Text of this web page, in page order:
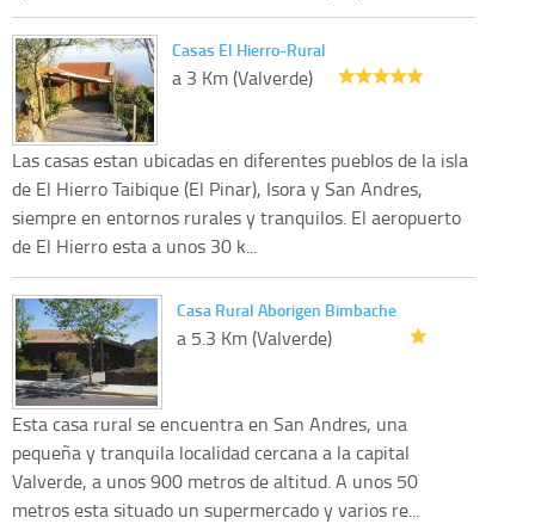
Casas El Hierro-Rural
a 3 Km (Valverde)
Las casas estan ubicadas en diferentes pueblos de la isla
de El Hierro Taibique (El Pinar), Isora y San Andres,
siempre en entornos rurales y tranquilos. El aeropuerto
de El Hierro esta a unos 30 k...
Casa Rural Aborigen Bimbache
a 5.3 Km (Valverde)
Esta casa rural se encuentra en San Andres, una
pequeña y tranquila localidad cercana a la capital
Valverde, a unos 900 metros de altitud. A unos 50
metros esta situado un supermercado y varios re...